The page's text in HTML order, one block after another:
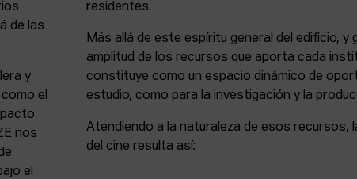
de las
y
el
nos
el
residentes.
Más allá de este espíritu general del edificio, y
amplitud de los recursos que aporta cada
constituye como un espacio dinámico de
estudio, como para la investigación y la
Atendiendo a la naturaleza de esos recursos,
del cine resulta así: